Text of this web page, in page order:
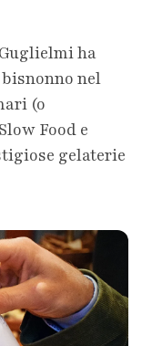
ha
nel
(o
Food e
gelaterie